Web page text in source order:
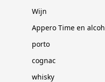
Wijn
porto
cognac
whisky